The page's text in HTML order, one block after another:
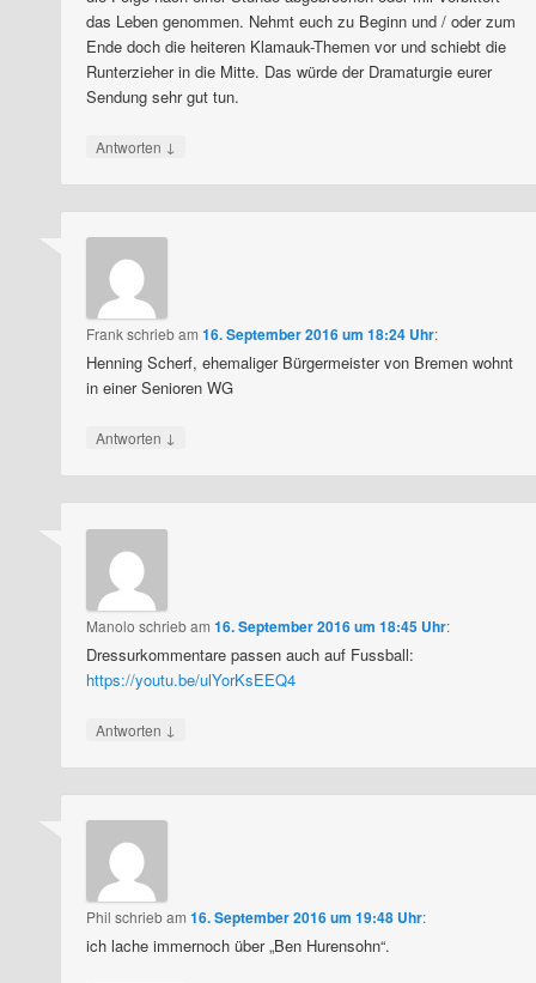
das Leben genommen. Nehmt euch zu Beginn und / oder zum
Ende doch die heiteren Klamauk-Themen vor und schiebt die
Runterzieher in die Mitte. Das würde der Dramaturgie eurer
Sendung sehr gut tun.
Antworten ↓
Frankschriebam16. September 2016 um 18:24 Uhr:
Henning Scherf, ehemaliger Bürgermeister von Bremen wohnt
in einer Senioren WG
Antworten ↓
Manolo schriebam16. September 2016 um 18:45 Uhr:
Dressurkommentare passen auch auf Fussball:
https://youtu.be/ulYorKsEEQ4
Antworten ↓
Phil schriebam16. September 2016 um 19:48 Uhr:
ich lache immernoch über „Ben Hurensohn“.